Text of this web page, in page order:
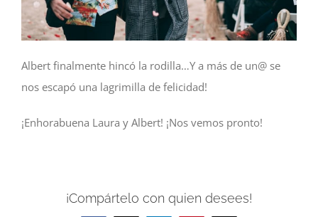
Albert finalmente hincó la rodilla…Y a más de un@ se
nos escapó una lagrimilla de felicidad!
¡Enhorabuena Laura y Albert! ¡Nos vemos pronto!
¡Compártelo con quien desees!